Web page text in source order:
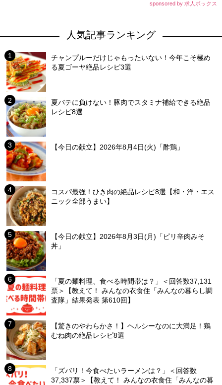
sponsored by 求人ボックス
人気記事ランキング
チャンプルーだけじゃもったいない！今年こそ極め
る夏ゴーヤ絶品レシピ3選
夏バテに負けない！豚肉でスタミナ補給できる絶品
レシピ8選
【今日の献立】2026年8月4日(火)「酢鶏」
コスパ最強！ひき肉の絶品レシピ8選【和・洋・エス
ニック全部うまい】
【今日の献立】2026年8月3日(月)「ピリ辛肉みそ
丼」
「夏の麺料理、食べる時間帯は？」＜回答数37,131
票＞【教えて！ みんなの衣食住「みんなの暮らし調
査隊」結果発表 第610回】
【驚きのやわらかさ！】ヘルシーなのに大満足！鶏
むね肉の絶品レシピ8選
「ズバリ！今食べたいラーメンは？」＜回答数
37,337票＞【教えて！ みんなの衣食住「みんなの暮